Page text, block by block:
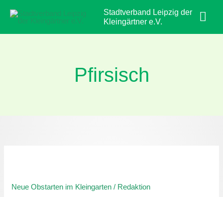
Inhalt
springen
Stadtverband Leipzig der
Kleingärtner e.V.
Pfirsisch
Neue Obstarten im Kleingarten / Redaktion
im